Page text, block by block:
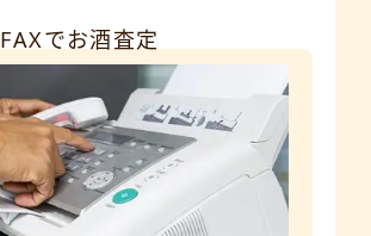
FAXでお酒査定